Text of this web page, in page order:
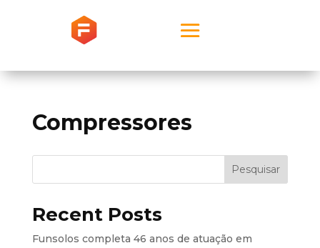
Compressores
Pesquisar
Recent Posts
Funsolos completa 46 anos de atuação em